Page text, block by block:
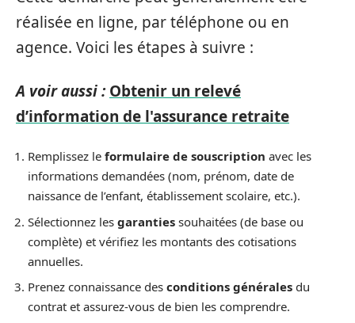
réalisée en ligne, par téléphone ou en
agence. Voici les étapes à suivre :
A voir aussi : Obtenir un relevé
d’information de l'assurance retraite
Remplissez le formulaire de souscription avec les
informations demandées (nom, prénom, date de
naissance de l’enfant, établissement scolaire, etc.).
Sélectionnez les garanties souhaitées (de base ou
complète) et vérifiez les montants des cotisations
annuelles.
Prenez connaissance des conditions générales du
contrat et assurez-vous de bien les comprendre.